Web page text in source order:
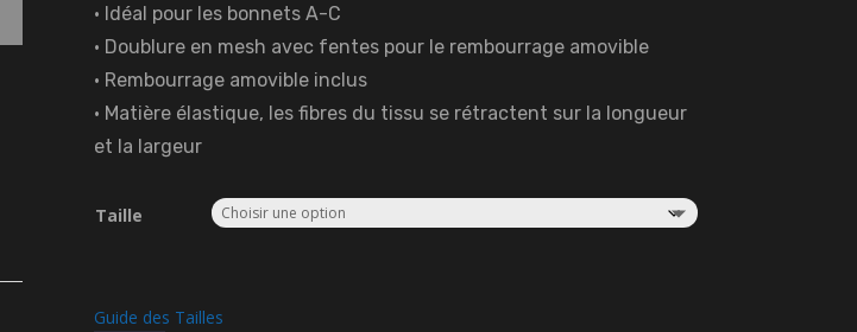
• Idéal pour les bonnets A-C
• Doublure en mesh avec fentes pour le rembourrage amovible
• Rembourrage amovible inclus
• Matière élastique, les fibres du tissu se rétractent sur la longueur
et la largeur
Taille
Guide des Tailles